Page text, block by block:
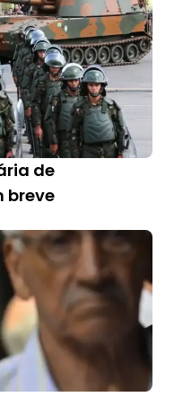
de
breve